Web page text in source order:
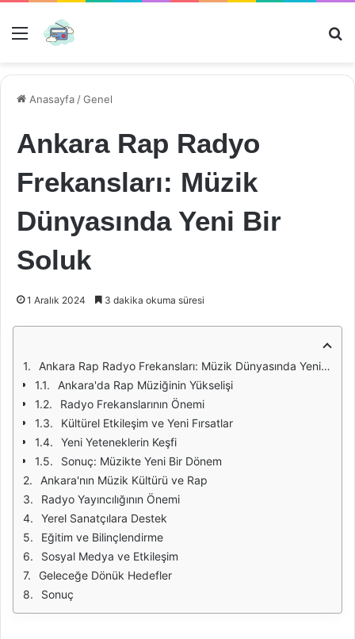
Menü
Anasayfa /Genel
Ankara Rap Radyo
Frekansları: Müzik
Dünyasında Yeni Bir
Soluk
1 Aralık 2024 3 dakika okuma süresi
Ankara Rap Radyo Frekansları: Müzik Dünyasında Yeni Bir Soluk
Ankara'da Rap Müziğinin Yükselişi
Radyo Frekanslarının Önemi
Kültürel Etkileşim ve Yeni Fırsatlar
Yeni Yeteneklerin Keşfi
Sonuç: Müzikte Yeni Bir Dönem
Ankara'nın Müzik Kültürü ve Rap
Radyo Yayıncılığının Önemi
Yerel Sanatçılara Destek
Eğitim ve Bilinçlendirme
Sosyal Medya ve Etkileşim
Geleceğe Dönük Hedefler
Sonuç